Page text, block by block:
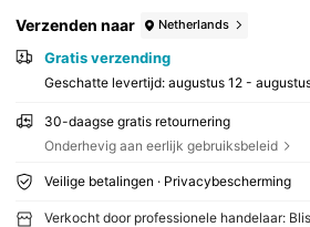
Verzenden naar Netherlands
Gratis verzending
Geschatte levertijd: augustus 12 -
30-daagse gratis retournering
Onderhevig aan eerlijk gebruiksbeleid
Veilige betalingen · Privacybescherming
Verkocht door professionele handelaar: